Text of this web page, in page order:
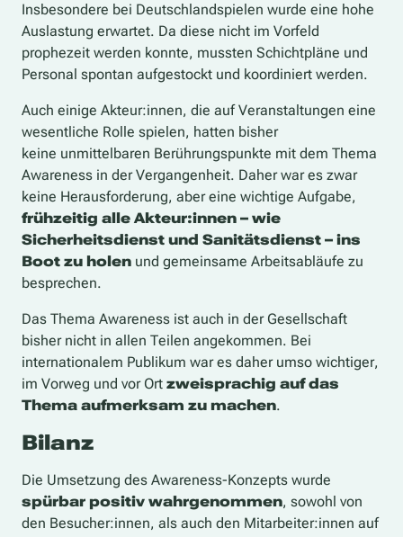
Insbesondere bei Deutschlandspielen wurde eine hohe
Auslastung erwartet. Da diese nicht im Vorfeld
prophezeit werden konnte, mussten Schichtpläne und
Personal spontan aufgestockt und koordiniert werden.
Auch einige Akteur:innen, die auf Veranstaltungen eine
wesentliche Rolle spielen, hatten bisher
keine unmittelbaren Berührungspunkte mit dem Thema
Awareness in der Vergangenheit. Daher war es zwar
keine Herausforderung, aber eine wichtige Aufgabe,
frühzeitig alle Akteur:innen – wie
Sicherheitsdienst und Sanitätsdienst – ins
Boot zu holen und gemeinsame Arbeitsabläufe zu
besprechen.
Das Thema Awareness ist auch in der Gesellschaft
bisher nicht in allen Teilen angekommen. Bei
internationalem Publikum war es daher umso wichtiger,
im Vorweg und vor Ort zweisprachig auf das
Thema aufmerksam zu machen.
Bilanz
Die Umsetzung des Awareness-Konzepts wurde
spürbar positiv wahrgenommen, sowohl von
den Besucher:innen, als auch den Mitarbeiter:innen auf